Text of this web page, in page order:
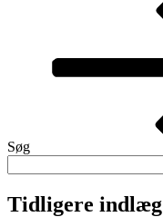
Søg
Tidligere indlæg